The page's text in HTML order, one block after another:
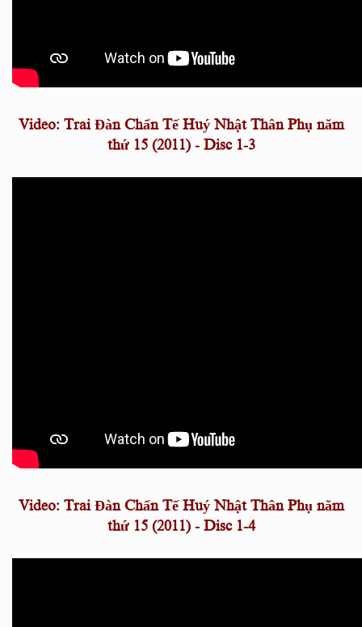
Video: Trai Đàn Chẩn Tế Huý Nhật Thân Phụ năm
thứ 15 (2011) - Disc 1-3
Video: Trai Đàn Chẩn Tế Huý Nhật Thân Phụ năm
thứ 15 (2011) - Disc 1-4